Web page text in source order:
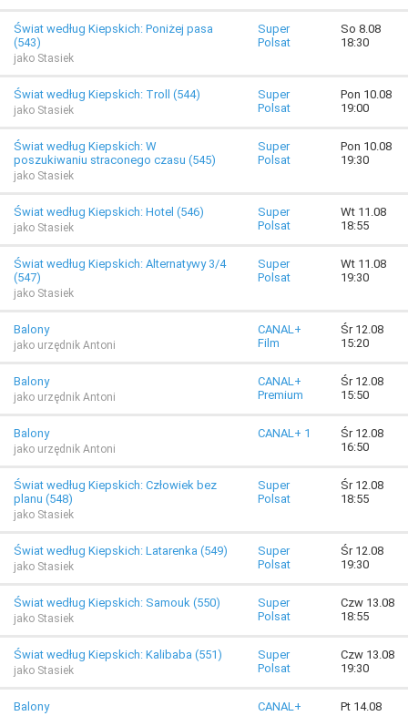
Świat według Kiepskich: Poniżej pasa
(543)
jako Stasiek
Super
Polsat
So 8.08
18:30
Świat według Kiepskich: Troll (544)
jako Stasiek
Super
Polsat
Pon 10.08
19:00
Świat według Kiepskich: W
poszukiwaniu straconego czasu (545)
jako Stasiek
Super
Polsat
Pon 10.08
19:30
Świat według Kiepskich: Hotel (546)
jako Stasiek
Super
Polsat
Wt 11.08
18:55
Świat według Kiepskich: Alternatywy 3/4
(547)
jako Stasiek
Super
Polsat
Wt 11.08
19:30
Balony
jako urzędnik Antoni
CANAL+
Film
Śr 12.08
15:20
Balony
jako urzędnik Antoni
CANAL+
Premium
Śr 12.08
15:50
Balony
jako urzędnik Antoni
CANAL+ 1
Śr 12.08
16:50
Świat według Kiepskich: Człowiek bez
planu (548)
jako Stasiek
Super
Polsat
Śr 12.08
18:55
Świat według Kiepskich: Latarenka (549)
jako Stasiek
Super
Polsat
Śr 12.08
19:30
Świat według Kiepskich: Samouk (550)
jako Stasiek
Super
Polsat
Czw 13.08
18:55
Świat według Kiepskich: Kalibaba (551)
jako Stasiek
Super
Polsat
Czw 13.08
19:30
Balony
CANAL+
Pt 14.08